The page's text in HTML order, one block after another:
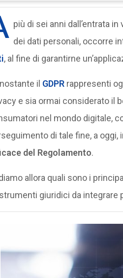
più di sei anni dall’entrata in
dei dati personali, occorre
, al fine di garantirne
il GDPRrappresenti
e sia ormai considerato il
nel mondo digitale,
di tale fine, a oggi,
del Regolamento.
allora quali sono i
giuridici da integrare